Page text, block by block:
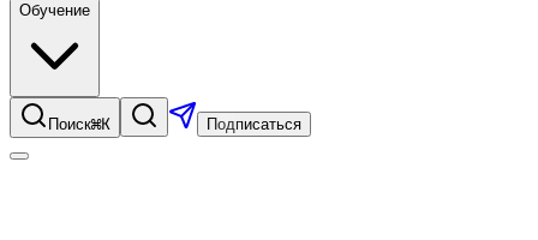
Обучение
Поиск⌘K Подписаться